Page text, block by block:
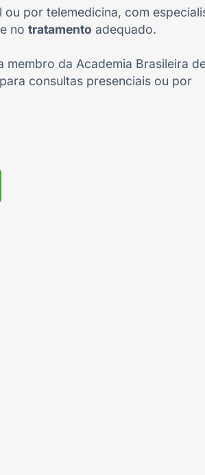
por telemedicina, com
no tratamento adequado.
membro da Academia Brasileira
consultas presenciais ou por